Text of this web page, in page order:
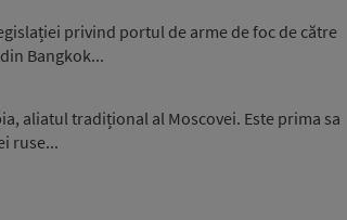
privind portul de arme de foc de către
Bangkok...
aliatul tradițional al Moscovei. Este prima sa
ruse...